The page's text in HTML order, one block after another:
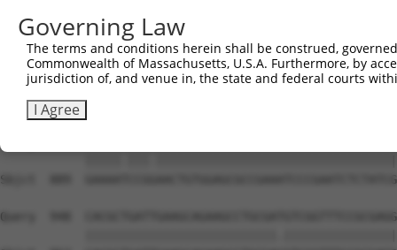
Governing Law
The terms and conditions herein shall be construed,
Commonwealth of Massachusetts, U.S.A. Furthermore, by
jurisdiction of, and venue in, the state and federal courts
I Agree